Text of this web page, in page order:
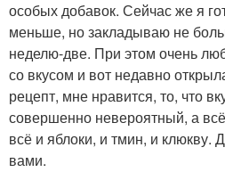
особых добавок. Сейчас же я
меньше, но закладываю не
неделю-две. При этом очень
со вкусом и вот недавно
рецепт, мне нравится, то, что
совершенно невероятный, а
всё и яблоки, и тмин, и клюкву.
вами.